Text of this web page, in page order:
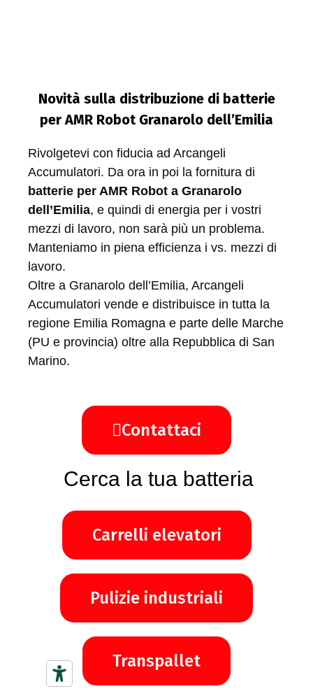
Novità sulla distribuzione di batterie
per AMR Robot Granarolo dell’Emilia
Rivolgetevi con fiducia ad Arcangeli
Accumulatori. Da ora in poi la fornitura di
batterie per AMR Robot a Granarolo
dell’Emilia, e quindi di energia per i vostri
mezzi di lavoro, non sarà più un problema.
Manteniamo in piena efficienza i vs. mezzi di
lavoro.
Oltre a Granarolo dell’Emilia, Arcangeli
Accumulatori vende e distribuisce in tutta la
regione Emilia Romagna e parte delle Marche
(PU e provincia) oltre alla Repubblica di San
Marino.
Contattaci
Cerca la tua batteria
Carrelli elevatori
Pulizie industriali
Transpallet